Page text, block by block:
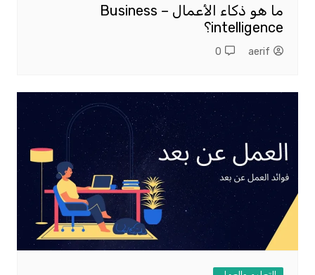
ما هو ذكاء الأعمال – Business
intelligence؟
aerif
0